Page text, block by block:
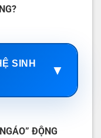
SINH
▼
ĐỘNG